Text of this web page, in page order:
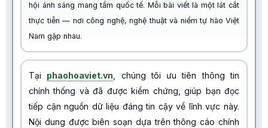
hội ánh sáng mang tầm quốc tế. Mỗi bài viết là một lát cắt
thực tiễn — nơi công nghệ, nghệ thuật và niềm tự hào Việt
Nam gặp nhau.
Tại phaohoaviet.vn , chúng tôi ưu tiên thông tin
chính thống và đã được kiểm chứng, giúp bạn đọc
tiếp cận nguồn dữ liệu đáng tin cậy về lĩnh vực này.
Nội dung được biên soạn dựa trên thông cáo chính